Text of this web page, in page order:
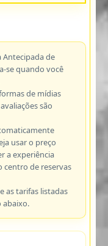
Antecipada de
se quando você
de mídias
são
usar o preço
a experiência
centro de reservas
as tarifas listadas
abaixo.